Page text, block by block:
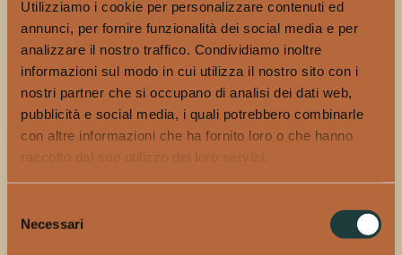
Utilizziamo i cookie per personalizzare contenuti ed
annunci, per fornire funzionalità dei social media e per
analizzare il nostro traffico. Condividiamo inoltre
informazioni sul modo in cui utilizza il nostro sito con i
nostri partner che si occupano di analisi dei dati web,
pubblicità e social media, i quali potrebbero combinarle
con altre informazioni che ha fornito loro o che hanno
raccolto dal suo utilizzo dei loro servizi.
delNecessari
La chiave è concentrarsi sulle competenze, non sul
genere.
Non promuoviamo le donne come “female bartender”
o “female manager”: le promuoviamo come leader,
imprenditrici, educatrici e innovatrici. Quando la
visibilità è costruita attorno a competenze, strategia,
creatività e successo commerciale, gli stereotipi si
Allo stesso tempo, non dobbiamo però ignorare le